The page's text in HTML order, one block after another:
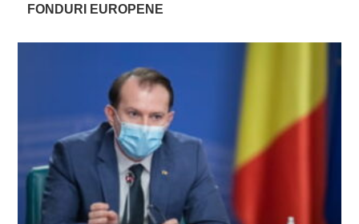
FONDURI EUROPENE